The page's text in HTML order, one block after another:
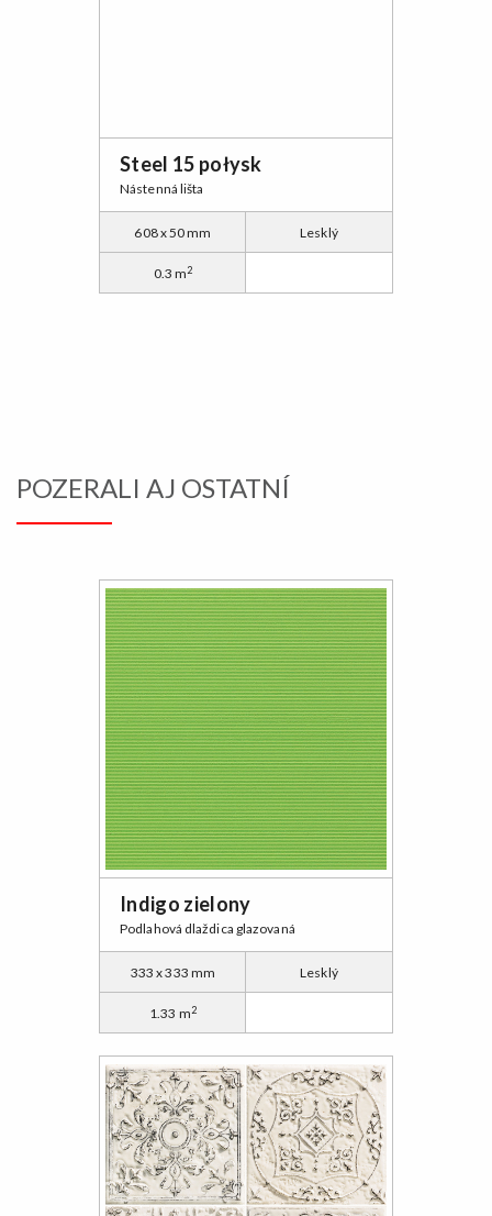
Steel 15 połysk
Nástenná lišta
608 x 50 mm Lesklý
0.3 m2
POZERALI AJ OSTATNÍ
Indigo zielony
Podlahová dlaždica glazovaná
333 x 333 mm Lesklý
1.33 m2